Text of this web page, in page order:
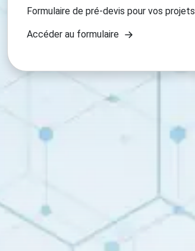
Formulaire de pré-devis pour vos projets
Accéder au formulaire